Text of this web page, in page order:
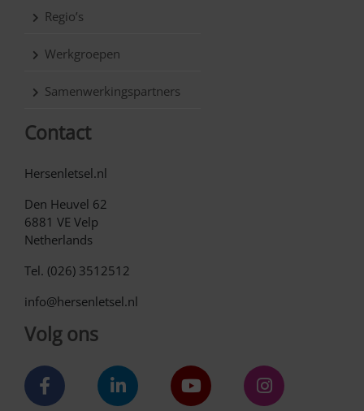
Regio’s
Werkgroepen
Samenwerkingspartners
Contact
Hersenletsel.nl
Den Heuvel 62
6881 VE Velp
Netherlands
Tel. (026) 3512512
info@hersenletsel.nl
Volg ons